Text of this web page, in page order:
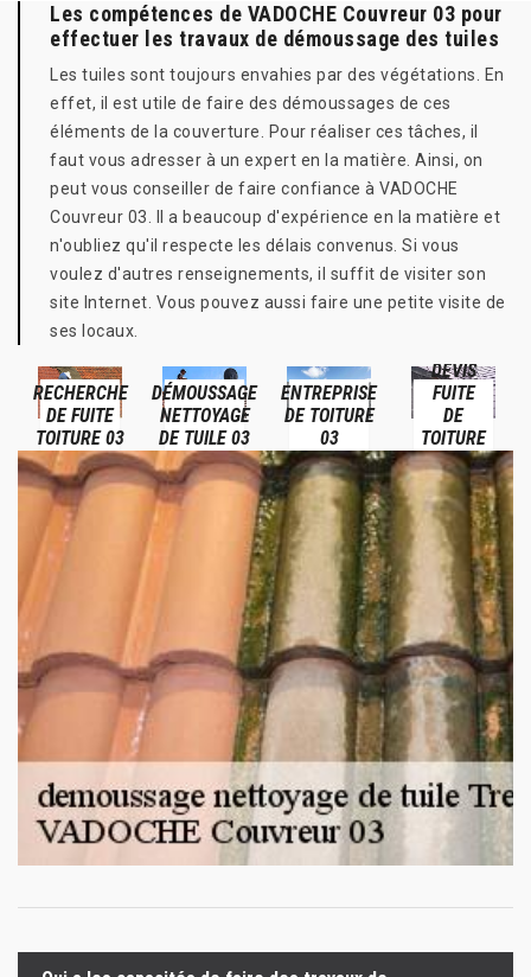
Les compétences de VADOCHE Couvreur 03 pour
effectuer les travaux de démoussage des tuiles
Les tuiles sont toujours envahies par des végétations. En
effet, il est utile de faire des démoussages de ces
éléments de la couverture. Pour réaliser ces tâches, il
faut vous adresser à un expert en la matière. Ainsi, on
peut vous conseiller de faire confiance à VADOCHE
Couvreur 03. Il a beaucoup d'expérience en la matière et
n'oubliez qu'il respecte les délais convenus. Si vous
voulez d'autres renseignements, il suffit de visiter son
site Internet. Vous pouvez aussi faire une petite visite de
ses locaux.
RECHERCHE
DE FUITE
TOITURE 03
DÉMOUSSAGE
NETTOYAGE
DE TUILE 03
ENTREPRISE
DE TOITURE
03
DEVIS
FUITE
DE
TOITURE
03